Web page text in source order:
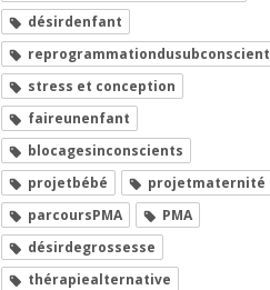
désirdenfant
reprogrammationdusubconscient
stress et conception
faireunenfant
blocagesinconscients
projetbébé
projetmaternité
parcoursPMA
PMA
désirdegrossesse
thérapiealternative